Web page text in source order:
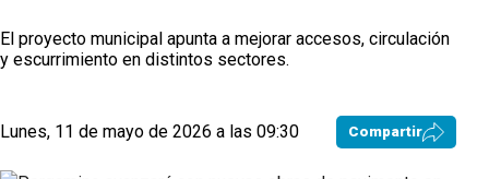
El proyecto municipal apunta a mejorar accesos, circulación
y escurrimiento en distintos sectores.
Lunes, 11 de mayo de 2026 a las 09:30 Compartir